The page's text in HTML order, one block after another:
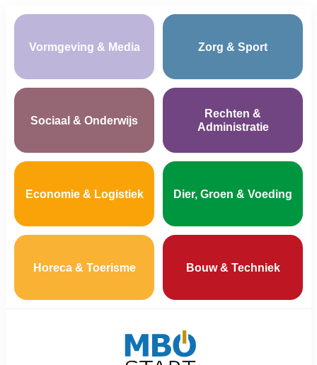
Vormgeving & Media Zorg & Sport
Sociaal & Onderwijs
Rechten &
Administratie
Economie & Logistiek Dier, Groen & Voeding
Horeca & Toerisme Bouw & Techniek